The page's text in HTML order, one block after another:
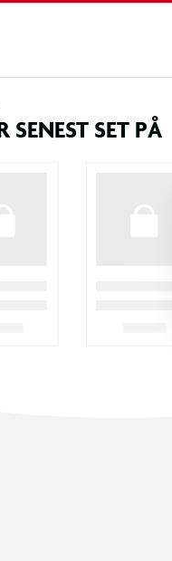
SENEST SET PÅ